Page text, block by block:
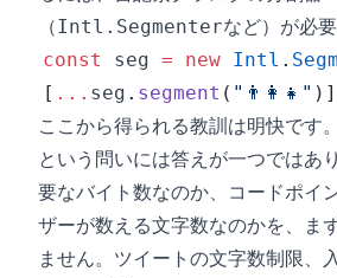
（Intl.Segmenterなど）が必要
const seg = new Intl .
[ ... seg . segment ( "👨‍👩‍👧" ) ]
ここから得られる教訓は明快です
という問いには答えが一つではあ
要なバイト数なのか、コードポイ
ザーが数える文字数なのかを、ま
ません。ツイートの文字数制限、